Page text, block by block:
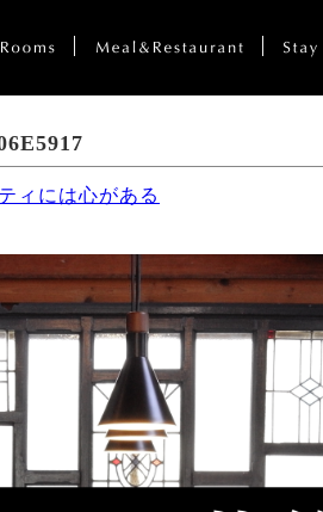
ィには心がある